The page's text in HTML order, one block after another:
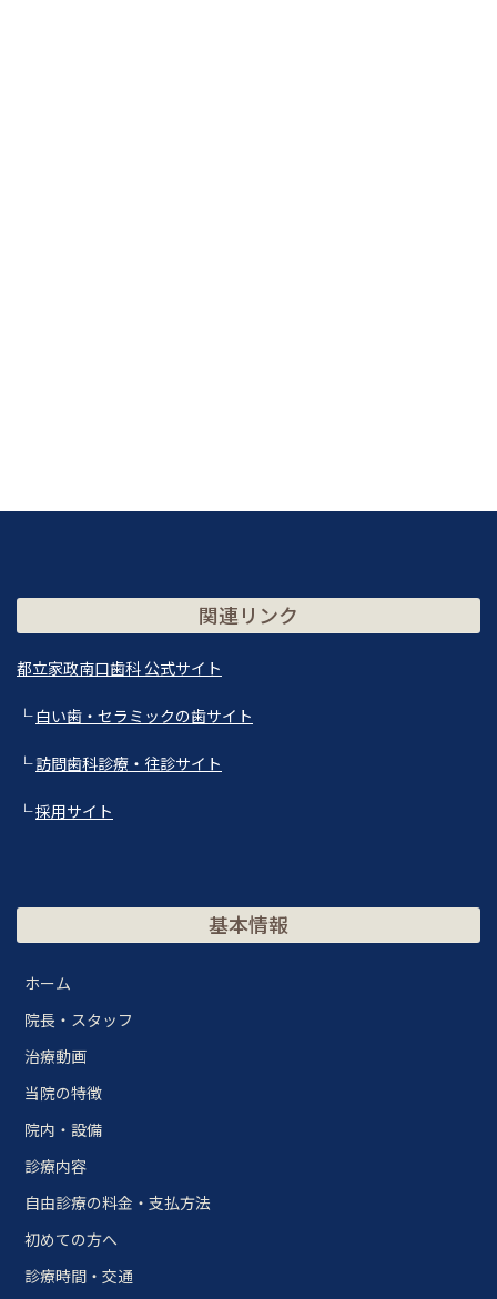
関連リンク
都立家政南口歯科 公式サイト
└白い歯・セラミックの歯サイト
└訪問歯科診療・往診サイト
└採用サイト
基本情報
ホーム
院長・スタッフ
治療動画
当院の特徴
院内・設備
診療内容
自由診療の料金・支払方法
初めての方へ
診療時間・交通